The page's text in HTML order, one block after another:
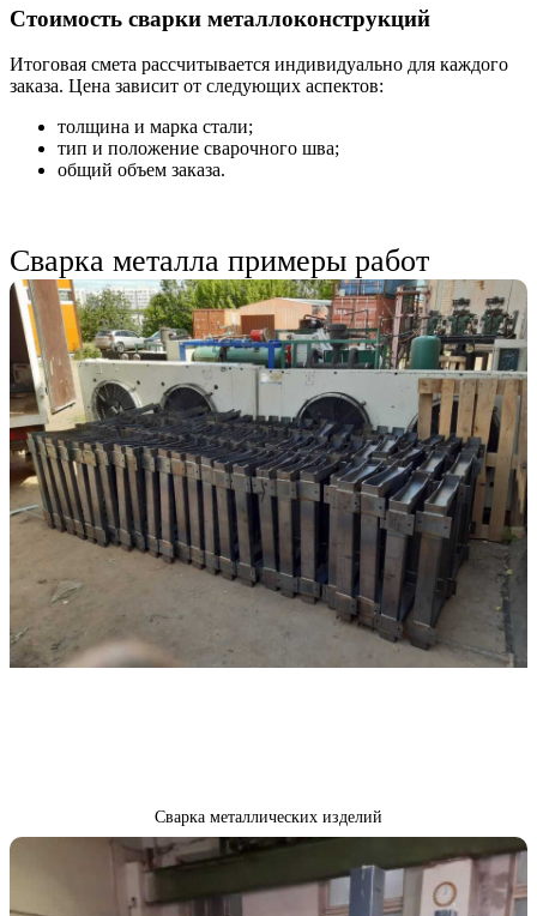
Стоимость сварки металлоконструкций
Итоговая смета рассчитывается индивидуально для каждого
заказа. Цена зависит от следующих аспектов:
толщина и марка стали;
тип и положение сварочного шва;
общий объем заказа.
Сварка металла примеры работ
Сварка металлических изделий